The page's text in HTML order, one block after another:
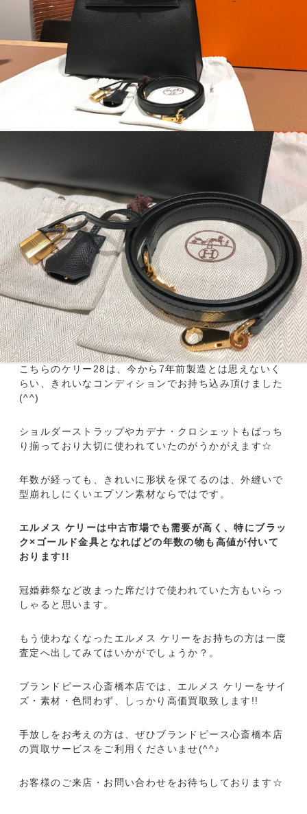
こちらのケリー28は、今から7年前製造とは思えないく
らい、きれいなコンディションでお持ち込み頂けました
(^^)
ショルダーストラップやカデナ・クロシェットもばっち
り揃っており大切に使われていたのがうかがえます☆
年数が経っても、きれいに形状を保てるのは、外縫いで
型崩れしにくいエプソン素材ならではです。
エルメス ケリーは中古市場でも需要が高く、特にブラッ
ク×ゴールド金具となればどの年数の物も高値が付いて
おります!!
冠婚葬祭など改まった席だけで使われていた方もいらっ
しゃると思います。
もう使わなくなったエルメス ケリーをお持ちの方は一度
査定へ出してみてはいかがでしょうか？。
ブランドピース心斎橋本店では、エルメス ケリーをサイ
ズ・素材・色問わず、しっかり高価買取致します!!
手放しをお考えの方は、ぜひブランドピース心斎橋本店
の買取サービスをご利用くださいませ(^^♪
お客様のご来店・お問い合わせをお待ちしております☆